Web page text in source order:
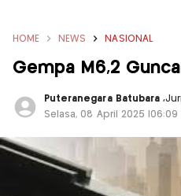
HOME NEWS NASIONAL
Gempa M6,2
Puteranegara Batubara,
Selasa, 08 April 2025 |06:09